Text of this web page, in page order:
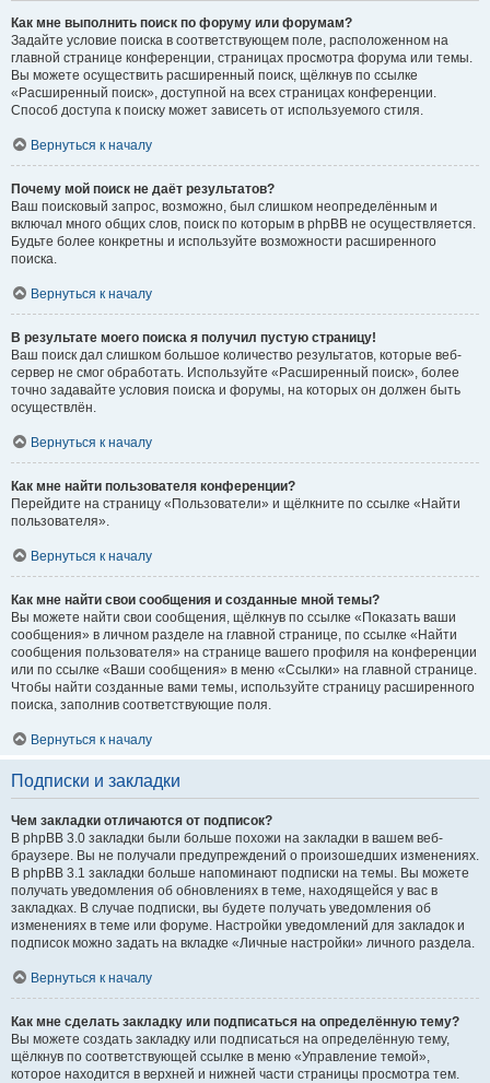
Как мне выполнить поиск по форуму или форумам?
Задайте условие поиска в соответствующем поле, расположенном на
главной странице конференции, страницах просмотра форума или темы.
Вы можете осуществить расширенный поиск, щёлкнув по ссылке
«Расширенный поиск», доступной на всех страницах конференции.
Способ доступа к поиску может зависеть от используемого стиля.
Вернуться к началу
Почему мой поиск не даёт результатов?
Ваш поисковый запрос, возможно, был слишком неопределённым и
включал много общих слов, поиск по которым в phpBB не осуществляется.
Будьте более конкретны и используйте возможности расширенного
поиска.
Вернуться к началу
В результате моего поиска я получил пустую страницу!
Ваш поиск дал слишком большое количество результатов, которые веб-
сервер не смог обработать. Используйте «Расширенный поиск», более
точно задавайте условия поиска и форумы, на которых он должен быть
осуществлён.
Вернуться к началу
Как мне найти пользователя конференции?
Перейдите на страницу «Пользователи» и щёлкните по ссылке «Найти
пользователя».
Вернуться к началу
Как мне найти свои сообщения и созданные мной темы?
Вы можете найти свои сообщения, щёлкнув по ссылке «Показать ваши
сообщения» в личном разделе на главной странице, по ссылке «Найти
сообщения пользователя» на странице вашего профиля на конференции
или по ссылке «Ваши сообщения» в меню «Ссылки» на главной странице.
Чтобы найти созданные вами темы, используйте страницу расширенного
поиска, заполнив соответствующие поля.
Вернуться к началу
Подписки и закладки
Чем закладки отличаются от подписок?
В phpBB 3.0 закладки были больше похожи на закладки в вашем веб-
браузере. Вы не получали предупреждений о произошедших изменениях.
В phpBB 3.1 закладки больше напоминают подписки на темы. Вы можете
получать уведомления об обновлениях в теме, находящейся у вас в
закладках. В случае подписки, вы будете получать уведомления об
изменениях в теме или форуме. Настройки уведомлений для закладок и
подписок можно задать на вкладке «Личные настройки» личного раздела.
Вернуться к началу
Как мне сделать закладку или подписаться на определённую тему?
Вы можете создать закладку или подписаться на определённую тему,
щёлкнув по соответствующей ссылке в меню «Управление темой»,
которое находится в верхней и нижней части страницы просмотра тем.